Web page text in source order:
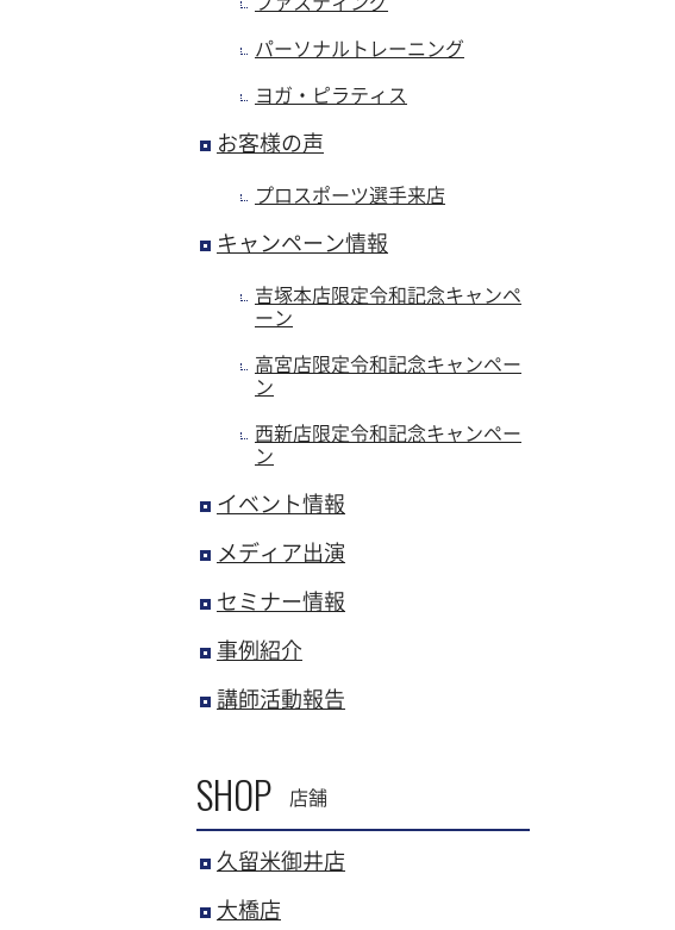
パーソナルトレーニング
ヨガ・ピラティス
お客様の声
プロスポーツ選手来店
キャンペーン情報
吉塚本店限定令和記念キャンペ
ーン
高宮店限定令和記念キャンペー
ン
西新店限定令和記念キャンペー
ン
イベント情報
メディア出演
セミナー情報
事例紹介
講師活動報告
SHOP 店舗
久留米御井店
大橋店